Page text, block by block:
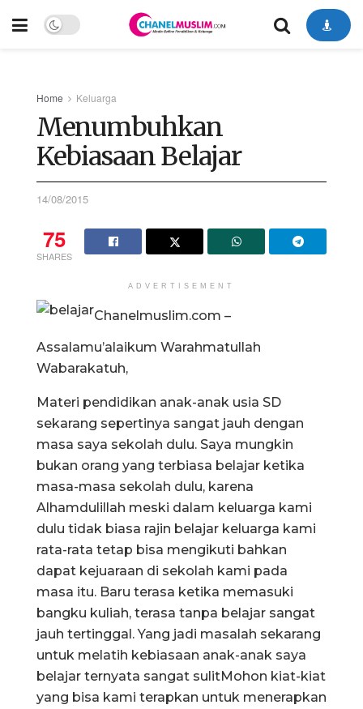
Home Keluarga
Menumbuhkan
Kebiasaan Belajar
14/08/2015
75
SHARES
ADVERTISEMENT
Chanelmuslim.com –
Assalamu’alaikum Warahmatullah
Wabarakatuh,
Materi pendidikan anak-anak usia SD
sekarang sepertinya sangat jauh dengan
masa saya sekolah dulu. Saya mungkin
bukan orang yang terbiasa belajar ketika
masa-masa sekolah dulu, karena
Alhamdulillah meski dalam keluarga kami
dulu tidak biasa rajin belajar keluarga kami
rata-rata tetap bisa mengikuti bahkan
dapat kejuaraan di sekolah kami pada
masa itu. Baru terasa ketika memasuki
bangku kuliah, terasa tanpa belajar sangat
jauh tertinggal. Yang jadi masalah sekarang
untuk melatih kebiasaan anak-anak saya
belajar ternyata sangat sulitMohon kiat-kiat
yang bisa kami terapkan untuk menerapkan